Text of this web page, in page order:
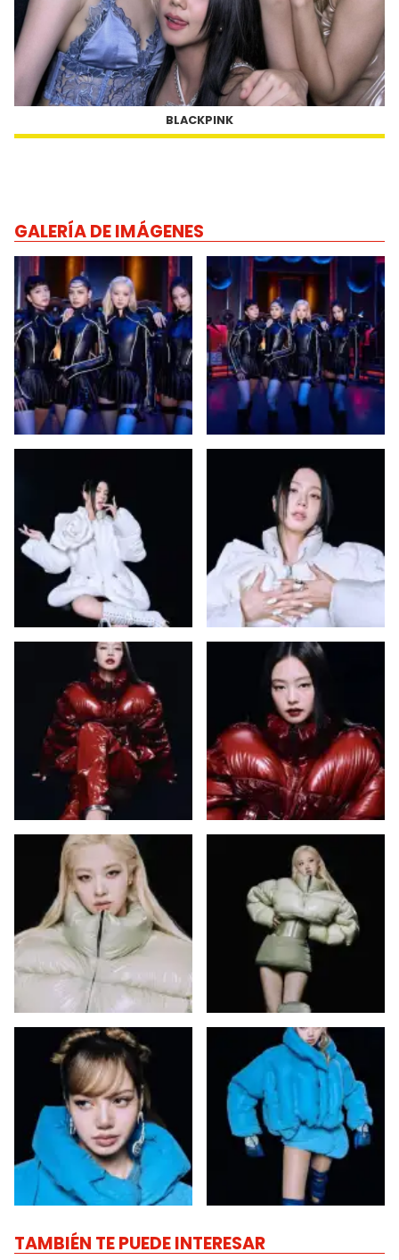
BLACKPINK
GALERÍA DE IMÁGENES
TAMBIÉN TE PUEDE INTERESAR